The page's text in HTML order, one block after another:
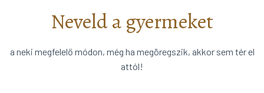
Neveld a gyermeket
a neki megfelelő módon, még ha megöregszik, akkor sem tér el
attól!